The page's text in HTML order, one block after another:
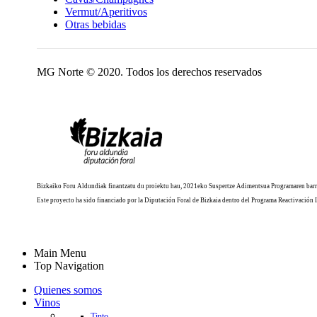
Vermut/Aperitivos
Otras bebidas
MG Norte © 2020. Todos los derechos reservados
Bizkaiko Foru Aldundiak finantzatu du proiektu hau, 2021eko Suspertze Adimentsua Programaren
Este proyecto ha sido financiado por la Diputación Foral de Bizkaia dentro del Programa Reactivación
Main Menu
Top Navigation
Quienes somos
Vinos